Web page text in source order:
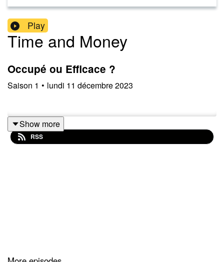
Play
Time and Money
Occupé ou Efficace ?
Saison 1 • lundi 11 décembre 2023
Show more
RSS